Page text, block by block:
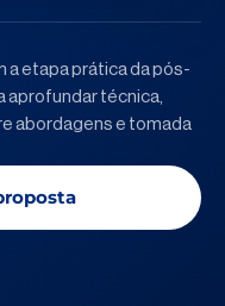
a etapa prática da pós-
aprofundar técnica,
abordagens e tomada